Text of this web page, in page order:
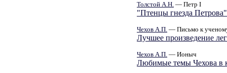
Толстой А.Н. — Петр I
"Птенцы гнезда
Чехов А.П. — Письмо к
Лучшее произведение
Чехов А.П. — Ионыч
Любимые темы Чехова в